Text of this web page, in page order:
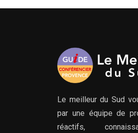
Le meilleur du Sud
par une équipe de
réactifs,